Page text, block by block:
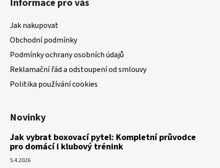
Informace pro vás
Jak nakupovat
Obchodní podmínky
Podmínky ochrany osobních údajů
Reklamační řád a odstoupení od smlouvy
Politika používání cookies
Novinky
Jak vybrat boxovací pytel: Kompletní průvodce
pro domácí i klubový trénink
5.4.2026